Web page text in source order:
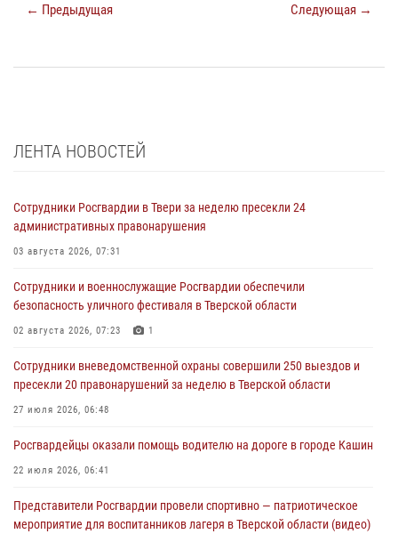
← Предыдущая Следующая →
ЛЕНТА НОВОСТЕЙ
Сотрудники Росгвардии в Твери за неделю пресекли 24
административных правонарушения
03 августа 2026, 07:31
Сотрудники и военнослужащие Росгвардии обеспечили
безопасность уличного фестиваля в Тверской области
02 августа 2026, 07:23 1
Сотрудники вневедомственной охраны совершили 250 выездов и
пресекли 20 правонарушений за неделю в Тверской области
27 июля 2026, 06:48
Росгвардейцы оказали помощь водителю на дороге в городе Кашин
22 июля 2026, 06:41
Представители Росгвардии провели спортивно — патриотическое
мероприятие для воспитанников лагеря в Тверской области (видео)